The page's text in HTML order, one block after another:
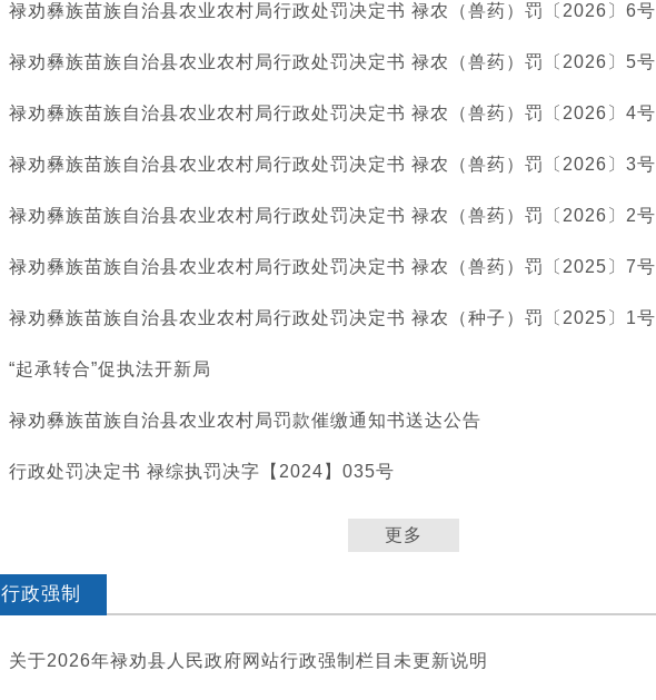
禄劝彝族苗族自治县农业农村局行政处罚决定书 禄农（兽药）罚〔2026〕6号
禄劝彝族苗族自治县农业农村局行政处罚决定书 禄农（兽药）罚〔2026〕5号
禄劝彝族苗族自治县农业农村局行政处罚决定书 禄农（兽药）罚〔2026〕4号
禄劝彝族苗族自治县农业农村局行政处罚决定书 禄农（兽药）罚〔2026〕3号
禄劝彝族苗族自治县农业农村局行政处罚决定书 禄农（兽药）罚〔2026〕2号
禄劝彝族苗族自治县农业农村局行政处罚决定书 禄农（兽药）罚〔2025〕7号
禄劝彝族苗族自治县农业农村局行政处罚决定书 禄农（种子）罚〔2025〕1号
“起承转合”促执法开新局
禄劝彝族苗族自治县农业农村局罚款催缴通知书送达公告
行政处罚决定书 禄综执罚决字【2024】035号
更多
行政强制
关于2026年禄劝县人民政府网站行政强制栏目未更新说明